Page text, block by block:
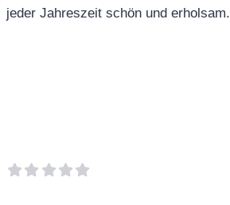
jeder Jahreszeit schön und erholsam.